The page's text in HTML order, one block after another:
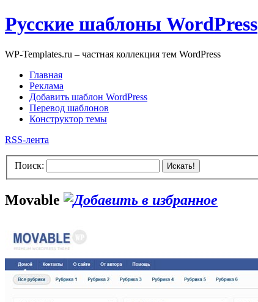
Русские шаблоны WordPress
WP-Templates.ru – частная коллекция тем WordPress
Главная
Реклама
Добавить шаблон WordPress
Перевод шаблонов
Конструктор темы
RSS-лента
Поиск: Искать!
Movable